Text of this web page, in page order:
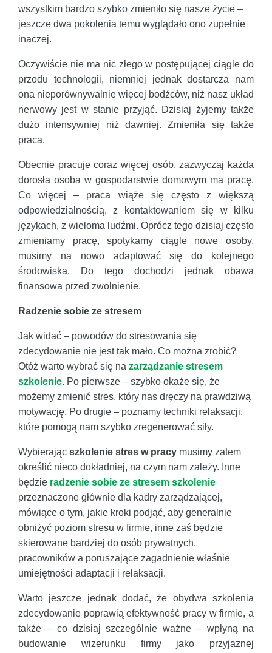
wszystkim bardzo szybko zmieniło się nasze życie –
jeszcze dwa pokolenia temu wyglądało ono zupełnie
inaczej.
Oczywiście nie ma nic złego w postępującej ciągle do
przodu technologii, niemniej jednak dostarcza nam
ona nieporównywalnie więcej bodźców, niż nasz układ
nerwowy jest w stanie przyjąć. Dzisiaj żyjemy także
dużo intensywniej niż dawniej. Zmieniła się także
praca.
Obecnie pracuje coraz więcej osób, zazwyczaj każda
dorosła osoba w gospodarstwie domowym ma pracę.
Co więcej – praca wiąże się często z większą
odpowiedzialnością, z kontaktowaniem się w kilku
językach, z wieloma ludźmi. Oprócz tego dzisiaj często
zmieniamy pracę, spotykamy ciągle nowe osoby,
musimy na nowo adaptować się do kolejnego
środowiska. Do tego dochodzi jednak obawa
finansowa przed zwolnienie.
Radzenie sobie ze stresem
Jak widać – powodów do stresowania się
zdecydowanie nie jest tak mało. Co można zrobić?
Otóż warto wybrać się na zarządzanie stresem
szkolenie. Po pierwsze – szybko okaże się, że
możemy zmienić stres, który nas dręczy na prawdziwą
motywację. Po drugie – poznamy techniki relaksacji,
które pomogą nam szybko zregenerować siły.
Wybierając szkolenie stres w pracy musimy zatem
określić nieco dokładniej, na czym nam zależy. Inne
będzie radzenie sobie ze stresem szkolenie
przeznaczone głównie dla kadry zarządzającej,
mówiące o tym, jakie kroki podjąć, aby generalnie
obniżyć poziom stresu w firmie, inne zaś będzie
skierowane bardziej do osób prywatnych,
pracowników a poruszające zagadnienie właśnie
umiejętności adaptacji i relaksacji.
Warto jeszcze jednak dodać, że obydwa szkolenia
zdecydowanie poprawią efektywność pracy w firmie, a
także – co dzisiaj szczególnie ważne – wpłyną na
budowanie wizerunku firmy jako przyjaznej